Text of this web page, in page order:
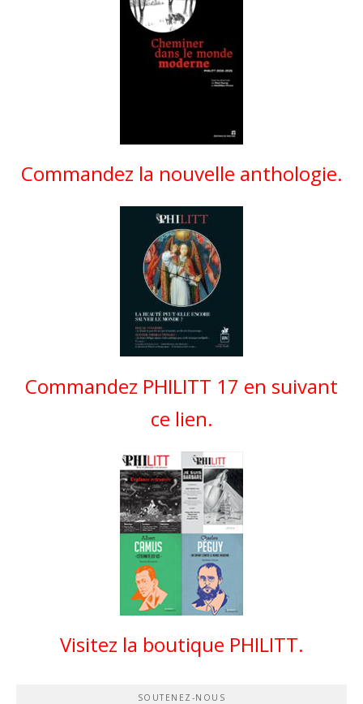
Commandez la nouvelle anthologie.
Commandez PHILITT 17 en suivant
ce lien.
Visitez la boutique PHILITT.
SOUTENEZ-NOUS